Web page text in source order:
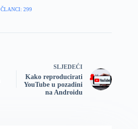
ČLANCI: 299
SLJEDEĆI
Kako reproducirati
YouTube u pozadini
na Androidu